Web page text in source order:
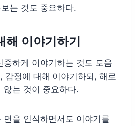
는 것도 중요하다.
해 이야기하기
중하게 이야기하는 것도 도움
감정에 대해 이야기하되, 해로
않는 것이 중요하다.
면을 인식하면서도 이야기를